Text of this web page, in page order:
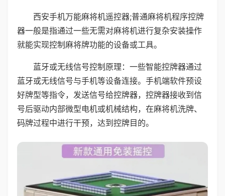
西安手机万能麻将机遥控器;普通麻将机程序控牌
器一般是指通过一些无需对麻将机进行复杂安装操作
就能实现控制麻将牌功能的设备或工具。
蓝牙或无线信号控制原理：一些智能控牌器通过
蓝牙或无线信号与手机等设备连接。手机端软件预设
好牌型等指令，发送信号给控牌器，控牌器接收到信
号后驱动内部微型电机或机械结构，在麻将机洗牌、
码牌过程中进行干预，达到控牌目的。